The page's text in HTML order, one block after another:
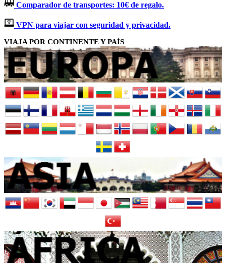
Comparador de transportes: 10€ de regalo.
VPN para viajar con seguridad y privacidad.
VIAJA POR CONTINENTE Y PAÍS